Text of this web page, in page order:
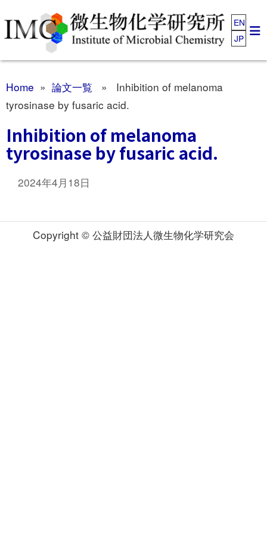
EN
JP
Home » 論文一覧 » Inhibition of melanoma
tyrosinase by fusaric acid.
Inhibition of melanoma
tyrosinase by fusaric acid.
2024年4月18日
Copyright © 公益財団法人微生物化学研究会